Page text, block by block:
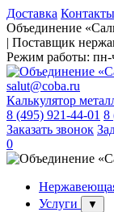
Доставка Контакты
Объединение
| Поставщик
Режим работы: пн-
salut@coba.ru
Калькулятор
8 (495) 921-44-01 8
Заказать звонок
0
Услуги ▼